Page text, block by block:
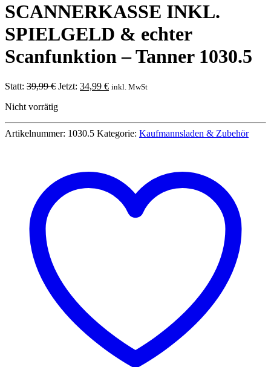
SCANNERKASSE INKL.
SPIELGELD & echter
Scanfunktion – Tanner 1030.5
Statt: 39,99€ Ursprünglicher
war:
Jetzt: 34,99 €Aktueller
inkl. MwSt
Nicht vorrätig
Artikelnummer: 1030.5 Kategorie: Kaufmannsladen & Zubehör